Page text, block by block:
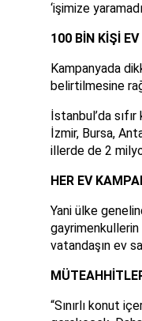
‘işimize
100 BİN KİŞİ
Kampanyada
belirtilmesine
İstanbul’da
İzmir, Bursa,
illerde de 2
HER EV
Yani ülke
gayrimenkullerin
vatandaşın ev
“Sınırlı konut